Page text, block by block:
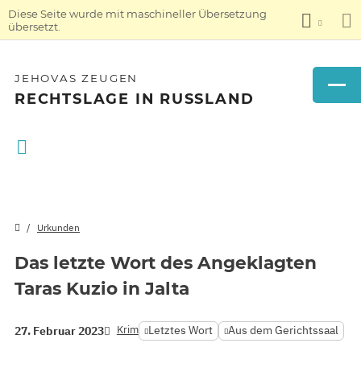
Diese Seite wurde mit maschineller Übersetzung
übersetzt.
JEHOVAS ZEUGEN
RECHTSLAGE IN RUSSLAND
Urkunden
Das letzte Wort des Angeklagten
Taras Kuzio in Jalta
27. Februar 2023 Krim Letztes Wort Aus dem Gerichtssaal